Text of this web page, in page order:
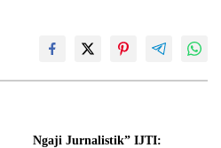
Ngaji Jurnalistik” IJTI: